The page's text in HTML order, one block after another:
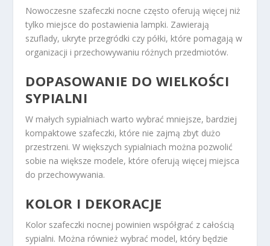
Nowoczesne szafeczki nocne często oferują więcej niż
tylko miejsce do postawienia lampki. Zawierają
szuflady, ukryte przegródki czy półki, które pomagają w
organizacji i przechowywaniu różnych przedmiotów.
DOPASOWANIE DO WIELKOŚCI
SYPIALNI
W małych sypialniach warto wybrać mniejsze, bardziej
kompaktowe szafeczki, które nie zajmą zbyt dużo
przestrzeni. W większych sypialniach można pozwolić
sobie na większe modele, które oferują więcej miejsca
do przechowywania.
KOLOR I DEKORACJE
Kolor szafeczki nocnej powinien współgrać z całością
sypialni. Można również wybrać model, który będzie